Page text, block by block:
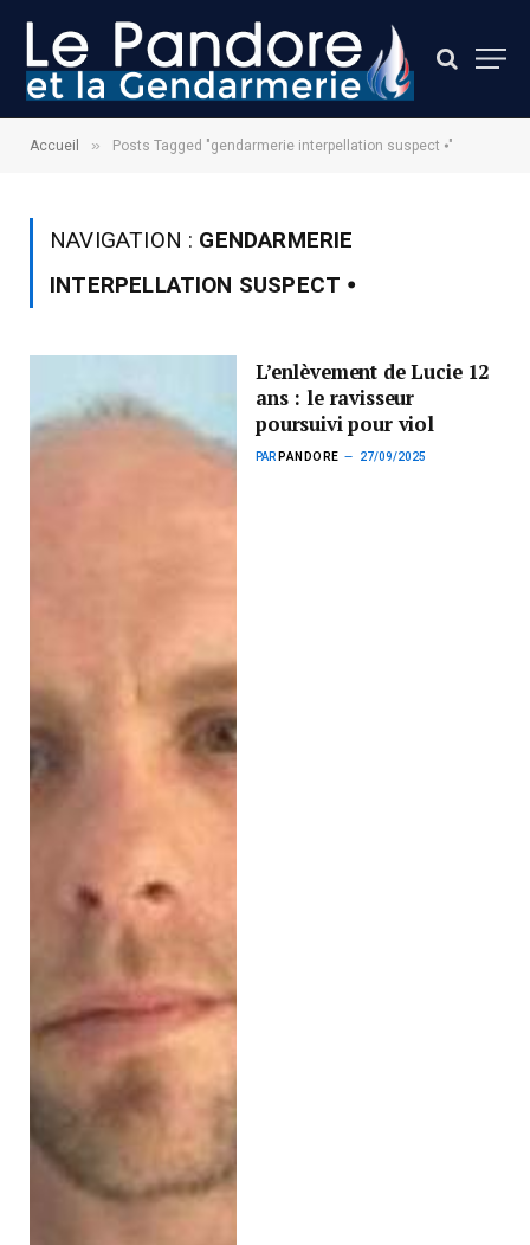
Accueil » Posts Tagged "gendarmerie interpellation suspect ⦁"
NAVIGATION : GENDARMERIE
INTERPELLATION SUSPECT ⦁
L’enlèvement de Lucie 12
ans : le ravisseur
poursuivi pour viol
PAR PANDORE 27/09/2025